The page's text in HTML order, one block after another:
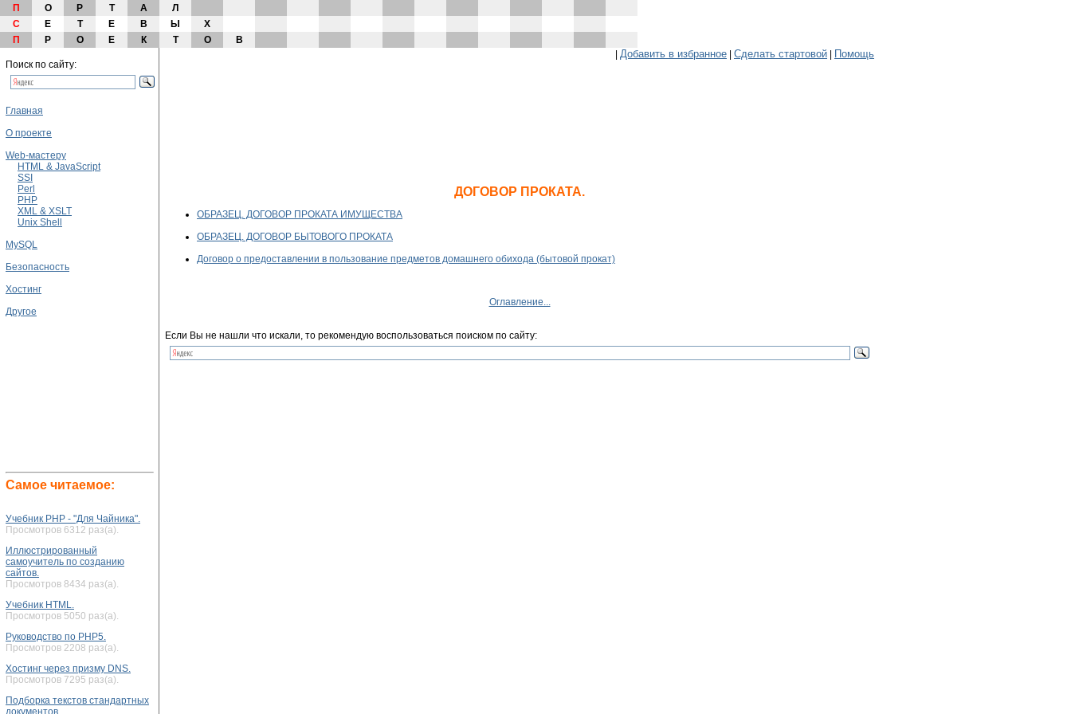
П О Р Т А
Л
С
Е Т Е В Ы
Х
П
Р О Е К Т О В
Поиск по сайту:
Главная
О проекте
Web-мастеру
HTML & JavaScript
SSI
Perl
PHP
XML & XSLT
Unix Shell
MySQL
Безопасность
Хостинг
Другое
Самое читаемое:
Учебник PHP - "Для Чайника".
Просмотров 6312 раз(а).
Иллюстрированный
самоучитель по созданию
сайтов.
Просмотров 8434 раз(а).
Учебник HTML.
Просмотров 5050 раз(а).
Руководство по PHP5.
Просмотров 2208 раз(а).
Хостинг через призму DNS.
Просмотров 7295 раз(а).
Подборка текстов стандартных
документов.
Добавить в избранное Сделать стартовой Помощь
ДОГОВОР ПРОКАТА.
ОБРАЗЕЦ. ДОГОВОР ПРОКАТА ИМУЩЕСТВА
ОБРАЗЕЦ. ДОГОВОР БЫТОВОГО ПРОКАТА
Договор о предоставлении в пользование предметов домашнего обихода (бытовой прокат)
Оглавление...
Если Вы не нашли что искали, то рекомендую воспользоваться поиском по сайту: